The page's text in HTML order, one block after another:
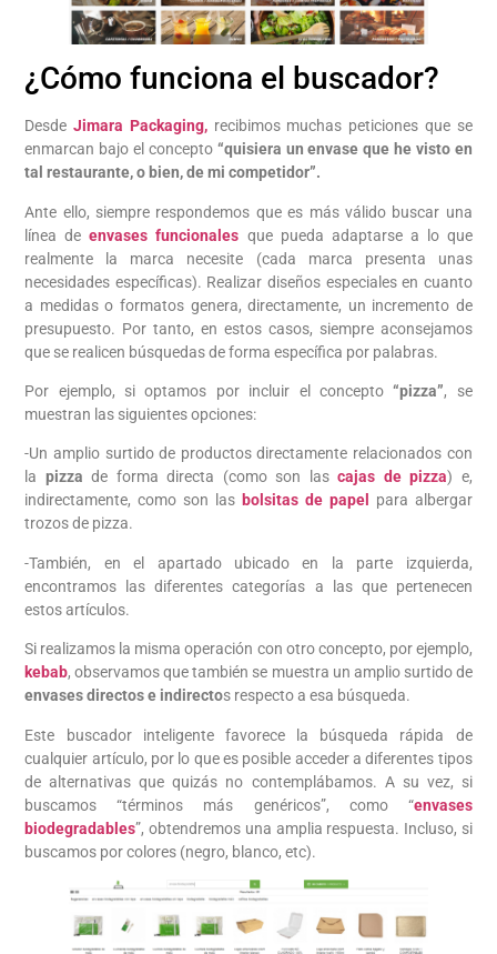
¿Cómo funciona el buscador?
DesdeJimara Packaging,recibimos muchas peticiones que se
enmarcan bajo el concepto“quisiera un envase que he visto en
tal restaurante, o bien, de mi competidor”.
Ante ello, siempre respondemos que es más válido buscar una
línea deenvases funcionales que pueda adaptarse a lo que
realmente la marca necesite (cada marca presenta unas
necesidades específicas). Realizar diseños especiales en cuanto
a medidas o formatos genera, directamente, un incremento de
presupuesto. Por tanto, en estos casos, siempre aconsejamos
que se realicen búsquedas de forma específica por palabras.
Por ejemplo, si optamos por incluir el concepto“pizza”, se
muestran las siguientes opciones:
-Un amplio surtido de productos directamente relacionados con
la pizza de forma directa (como son lascajas de pizza) e,
indirectamente, como son las bolsitas de papel para albergar
trozos de pizza.
-También, en el apartado ubicado en la parte izquierda,
encontramos las diferentes categorías a las que pertenecen
estos artículos.
Si realizamos la misma operación con otro concepto, por ejemplo,
kebab, observamos que también se muestra un amplio surtido de
envases directos e indirectos respecto a esa búsqueda.
Este buscador inteligente favorece la búsqueda rápida de
cualquier artículo, por lo que es posible acceder a diferentes tipos
de alternativas que quizás no contemplábamos. A su vez, si
buscamos “términos más genéricos”, como “envases
biodegradables”, obtendremos una amplia respuesta. Incluso, si
buscamos por colores (negro, blanco, etc).